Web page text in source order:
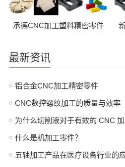
承德CNC加工塑料精密零件
最新资讯
铝合金CNC加工精密零件
CNC数控螺纹加工的质量与效率
什么是机加工零件？
五轴加工产品在医疗设备行业的